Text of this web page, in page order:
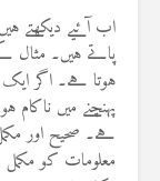
اب آئیے دیکھتے
پاتے ہیں۔ مثال
ہوتا ہے۔ اگر
پہنچنے میں
ہے۔ صحیح اور
معلومات کو